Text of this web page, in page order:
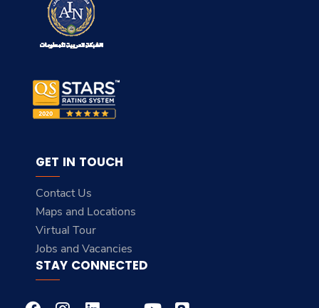
GET IN TOUCH
Contact Us
Maps and Locations
Virtual Tour
Jobs and Vacancies
STAY CONNECTED